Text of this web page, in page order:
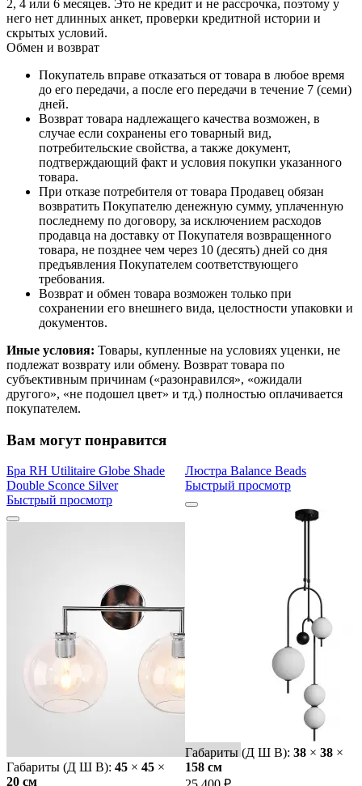
2, 4 или 6 месяцев. Это не кредит и не рассрочка, поэтому у
него нет длинных анкет, проверки кредитной истории и
скрытых условий.
Обмен и возврат
Покупатель вправе отказаться от товара в любое время
до его передачи, а после его передачи в течение 7 (семи)
дней.
Возврат товара надлежащего качества возможен, в
случае если сохранены его товарный вид,
потребительские свойства, а также документ,
подтверждающий факт и условия покупки указанного
товара.
При отказе потребителя от товара Продавец обязан
возвратить Покупателю денежную сумму, уплаченную
последнему по договору, за исключением расходов
продавца на доставку от Покупателя возвращенного
товара, не позднее чем через 10 (десять) дней со дня
предъявления Покупателем соответствующего
требования.
Возврат и обмен товара возможен только при
сохранении его внешнего вида, целостности упаковки и
документов.
Иные условия: Товары, купленные на условиях уценки, не
подлежат возврату или обмену. Возврат товара по
субъективным причинам («разонравился», «ожидали
другого», «не подошел цвет» и тд.) полностью оплачивается
покупателем.
Вам могут понравится
Бра RH Utilitaire Globe Shade
Double Sconce Silver
Быстрый просмотр
Габариты (Д Ш В): 45 × 45 ×
20 cм
Люстра Balance Beads
Быстрый просмотр
Габариты (Д Ш В): 38 × 38 ×
158 cм